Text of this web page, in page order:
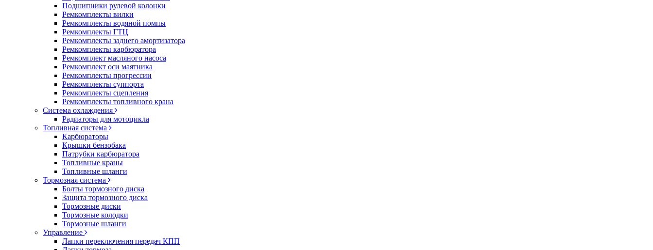
Подшипники рулевой колонки
Ремкомплекты вилки
Ремкомплекты водяной помпы
Ремкомплекты ГТЦ
Ремкомплекты заднего амортизатора
Ремкомплекты карбюратора
Ремкомплект масляного насоса
Ремкомплект оси маятника
Ремкомплекты прогрессии
Ремкомплекты суппорта
Ремкомплекты сцепления
Ремкомплекты топливного крана
Система охлаждения
Радиаторы для мотоцикла
Топливная система
Карбюраторы
Крышки бензобака
Патрубки карбюратора
Топливные краны
Топливные шланги
Тормозная система
Болты тормозного диска
Защита тормозного диска
Тормозные диски
Тормозные колодки
Тормозные шланги
Управление
Лапки переключения передач КПП